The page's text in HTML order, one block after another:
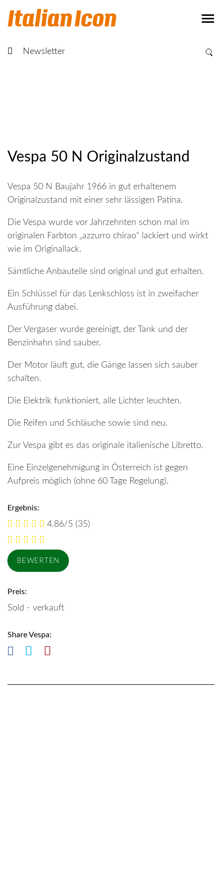
Newsletter
Vespa 50 N Originalzustand
Vespa 50 N Baujahr 1966 in gut erhaltenem
Originalzustand mit einer sehr lässigen Patina.
Die Vespa wurde vor Jahrzehnten schon mal im
originalen Farbton „azzurro chirao“ lackiert und wirkt
wie im Originallack.
Sämtliche Anbauteile sind original und gut erhalten.
Ein Schlüssel für das Lenkschloss ist in zweifacher
Ausführung dabei.
Der Vergaser wurde gereinigt, der Tank und der
Benzinhahn sind sauber.
Der Motor läuft gut, die Gänge lassen sich sauber
schalten.
Die Elektrik funktioniert, alle Lichter leuchten.
Die Reifen und Schläuche sowie sind neu.
Zur Vespa gibt es das originale italienische Libretto.
Eine Einzelgenehmigung in Österreich ist gegen
Aufpreis möglich (ohne 60 Tage Regelung).
Ergebnis:
4.86/5 (35)
Preis:
Sold - verkauft
Share Vespa: